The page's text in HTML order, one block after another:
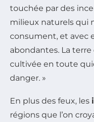
touchée par des
milieux naturels qui
consument, et avec
abondantes. La
cultivée en toute
danger. »
En plus des feux, les
régions que l’on